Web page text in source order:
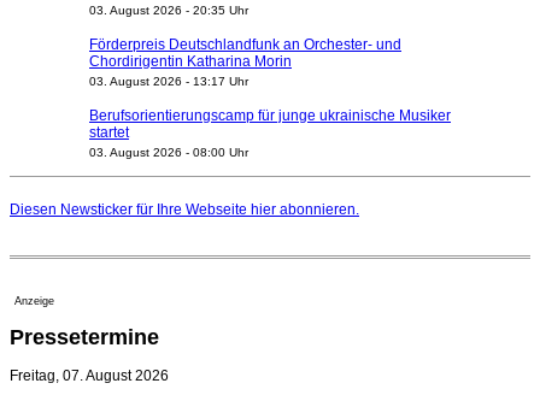
03. August 2026 - 20:35 Uhr
Förderpreis Deutschlandfunk an Orchester- und
Chordirigentin Katharina Morin
03. August 2026 - 13:17 Uhr
Berufsorientierungscamp für junge ukrainische Musiker
startet
03. August 2026 - 08:00 Uhr
Nationaltheater Mannheim
Regensburger Generalmusikdirektor Stefan Veselka
Kammerorchester Heilbronn: Chefdirigent Risto Joost
verlängert bis 2030
Diesen Newsticker für Ihre Webseite hier abonnieren.
Anzeige
Pressetermine
Freitag, 07. August 2026